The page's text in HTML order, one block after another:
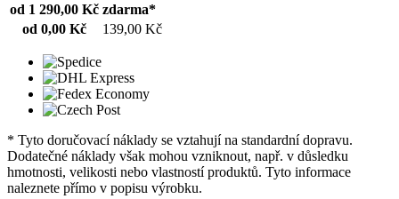
od 1 290,00 Kč zdarma*
od 0,00 Kč
139,00 Kč
* Tyto doručovací náklady se vztahují na standardní dopravu.
Dodatečné náklady však mohou vzniknout, např. v důsledku
hmotnosti, velikosti nebo vlastností produktů. Tyto informace
naleznete přímo v popisu výrobku.